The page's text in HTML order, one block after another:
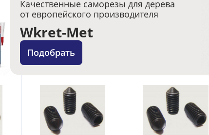
Качественные саморезы для дерева
от европейского производителя
Wkret-Met
Подобрать